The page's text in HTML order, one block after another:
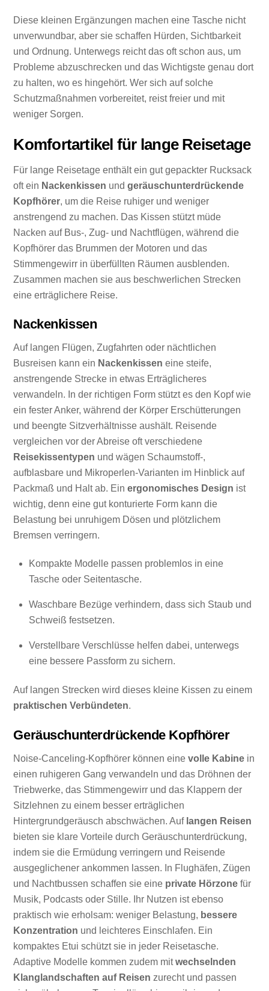
Diese kleinen Ergänzungen machen eine Tasche nicht
unverwundbar, aber sie schaffen Hürden, Sichtbarkeit
und Ordnung. Unterwegs reicht das oft schon aus, um
Probleme abzuschrecken und das Wichtigste genau dort
zu halten, wo es hingehört. Wer sich auf solche
Schutzmaßnahmen vorbereitet, reist freier und mit
weniger Sorgen.
Komfortartikel für lange Reisetage
Für lange Reisetage enthält ein gut gepackter Rucksack
oft ein Nackenkissen undgeräuschunterdrückende
Kopfhörer, um die Reise ruhiger und weniger
anstrengend zu machen. Das Kissen stützt müde
Nacken auf Bus-, Zug- und Nachtflügen, während die
Kopfhörer das Brummen der Motoren und das
Stimmengewirr in überfüllten Räumen ausblenden.
Zusammen machen sie aus beschwerlichen Strecken
eine erträglichere Reise.
Nackenkissen
Auf langen Flügen, Zugfahrten oder nächtlichen
Busreisen kann ein Nackenkissen eine steife,
anstrengende Strecke in etwas Erträglicheres
verwandeln. In der richtigen Form stützt es den Kopf wie
ein fester Anker, während der Körper Erschütterungen
und beengte Sitzverhältnisse aushält. Reisende
vergleichen vor der Abreise oft verschiedene
Reisekissentypen und wägen Schaumstoff-,
aufblasbare und Mikroperlen-Varianten im Hinblick auf
Packmaß und Halt ab. Einergonomisches Design ist
wichtig, denn eine gut konturierte Form kann die
Belastung bei unruhigem Dösen und plötzlichem
Bremsen verringern.
Kompakte Modelle passen problemlos in eine
Tasche oder Seitentasche.
Waschbare Bezüge verhindern, dass sich Staub und
Schweiß festsetzen.
Verstellbare Verschlüsse helfen dabei, unterwegs
eine bessere Passform zu sichern.
Auf langen Strecken wird dieses kleine Kissen zu einem
praktischen Verbündeten.
Geräuschunterdrückende Kopfhörer
Noise-Canceling-Kopfhörer können einevolle Kabine in
einen ruhigeren Gang verwandeln und das Dröhnen der
Triebwerke, das Stimmengewirr und das Klappern der
Sitzlehnen zu einem besser erträglichen
Hintergrundgeräusch abschwächen. Auf langen Reisen
bieten sie klare Vorteile durch Geräuschunterdrückung,
indem sie die Ermüdung verringern und Reisende
ausgeglichener ankommen lassen. In Flughäfen, Zügen
und Nachtbussen schaffen sie eine private Hörzone für
Musik, Podcasts oder Stille. Ihr Nutzen ist ebenso
praktisch wie erholsam: weniger Belastung, bessere
Konzentration und leichteres Einschlafen. Ein
kompaktes Etui schützt sie in jeder Reisetasche.
Adaptive Modelle kommen zudem mitwechselnden
Klanglandschaften auf Reisen zurecht und passen